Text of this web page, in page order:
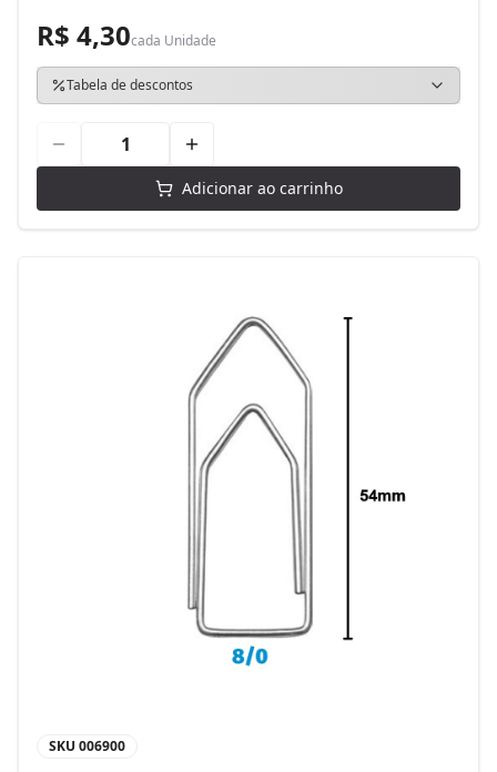
R$ 4,30cada Unidade
Tabela de descontos
Adicionar ao carrinho
SKU 006900